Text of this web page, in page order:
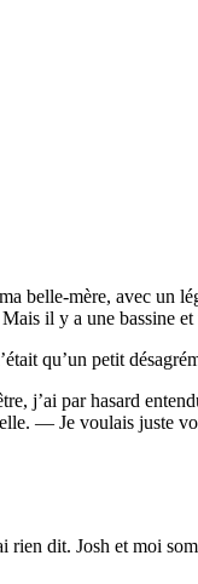
belle-mère, avec un
il y a une bassine
qu’un petit
j’ai par hasard
— Je voulais juste
rien dit. Josh et moi